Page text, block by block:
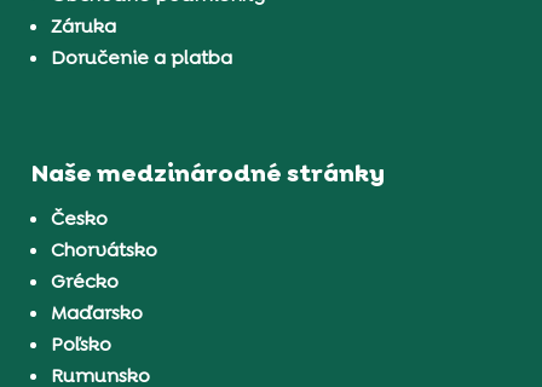
Záruka
Doručenie a platba
Naše medzinárodné stránky
Česko
Chorvátsko
Grécko
Maďarsko
Poľsko
Rumunsko